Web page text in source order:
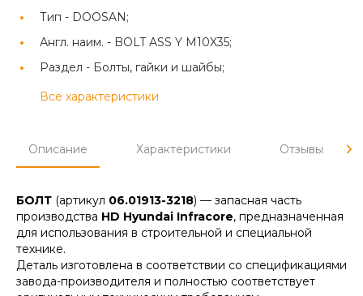
Тип - DOOSAN;
Англ. наим. - BOLT ASS Y M10X35;
Раздел - Болты, гайки и шайбы;
Все характеристики
Описание Характеристики Отзывы
БОЛТ (артикул 06.01913-3218) — запасная часть
производства HD Hyundai Infracore, предназначенная
для использования в строительной и специальной
технике.
Деталь изготовлена в соответствии со спецификациями
завода-производителя и полностью соответствует